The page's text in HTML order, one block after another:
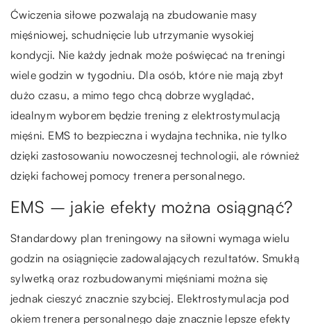
Ćwiczenia siłowe pozwalają na zbudowanie masy
mięśniowej, schudnięcie lub utrzymanie wysokiej
kondycji. Nie każdy jednak może poświęcać na treningi
wiele godzin w tygodniu. Dla osób, które nie mają zbyt
dużo czasu, a mimo tego chcą dobrze wyglądać,
idealnym wyborem będzie trening z elektrostymulacją
mięśni. EMS to bezpieczna i wydajna technika, nie tylko
dzięki zastosowaniu nowoczesnej technologii, ale również
dzięki fachowej pomocy trenera personalnego.
EMS – jakie efekty można osiągnąć?
Standardowy plan treningowy na siłowni wymaga wielu
godzin na osiągnięcie zadowalających rezultatów. Smukłą
sylwetką oraz rozbudowanymi mięśniami można się
jednak cieszyć znacznie szybciej. Elektrostymulacja pod
okiem trenera personalnego daje znacznie lepsze efekty